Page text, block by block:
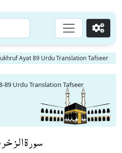
Go
Ayat 89 Urdu Translation Tafseer
89 Urdu Translation Tafseer
سورة